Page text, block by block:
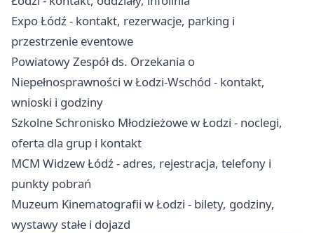
Expo Łódź - kontakt, rezerwacje, parking i
przestrzenie eventowe
Powiatowy Zespół ds. Orzekania o
Niepełnosprawności w Łodzi-Wschód - kontakt,
wnioski i godziny
Szkolne Schronisko Młodzieżowe w Łodzi - noclegi,
oferta dla grup i kontakt
MCM Widzew Łódź - adres, rejestracja, telefony i
punkty pobrań
Muzeum Kinematografii w Łodzi - bilety, godziny,
wystawy stałe i dojazd